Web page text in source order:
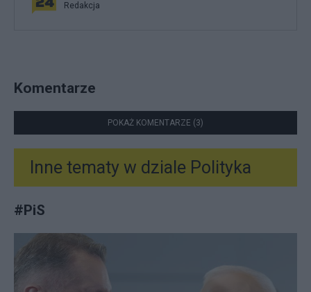
Redakcja
Komentarze
POKAŻ KOMENTARZE (3)
Inne tematy w dziale Polityka
#PiS